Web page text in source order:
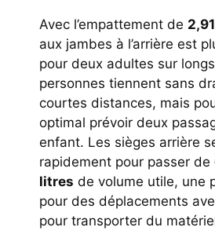
Avec l’empattement de
aux jambes à l’arrière est
pour deux adultes sur
personnes tiennent sans
courtes distances, mais
optimal prévoir deux
enfant. Les sièges arrière
rapidement pour passer de
litres de volume utile, une
pour des déplacements
pour transporter du